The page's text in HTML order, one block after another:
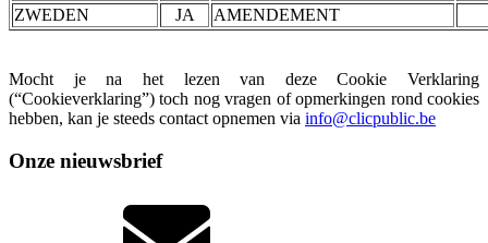
ZWEDEN
JA AMENDEMENT
Mocht je na het lezen van deze Cookie Verklaring
(“Cookieverklaring”) toch nog vragen of opmerkingen rond cookies
hebben, kan je steeds contact opnemen via info@clicpublic.be
Onze nieuwsbrief